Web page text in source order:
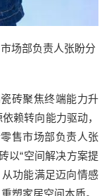
场部负责人张盼分
砖聚焦终端能力升
赖转向能力驱动，
售市场部负责人张
以“空间解决方案提
功能满足迈向情感
塑家居空间本质。